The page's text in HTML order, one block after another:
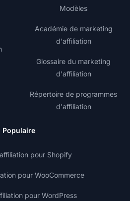
Modèles
Académie de marketing
d'affiliation
Glossaire du marketing
d'affiliation
Répertoire de programmes
d'affiliation
Populaire
pour Shopify
pour WooCommerce
pour WordPress